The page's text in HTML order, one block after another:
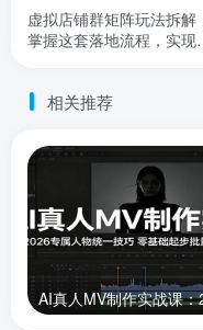
虚拟店铺群矩阵玩法拆解
掌握这套落地流程，实现
相关推荐